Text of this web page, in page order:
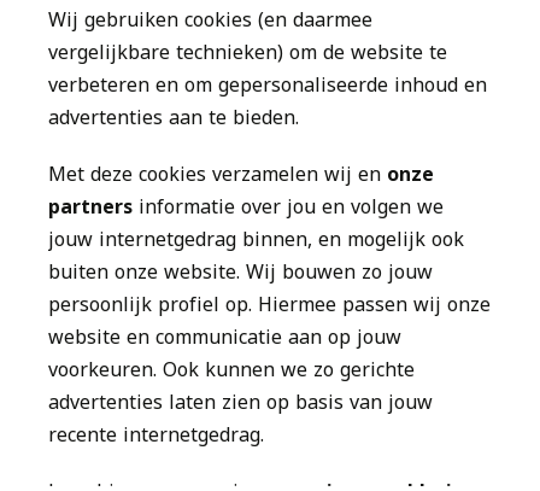
Wij gebruiken cookies (en daarmee
vergelijkbare technieken) om de website te
verbeteren en om gepersonaliseerde inhoud en
advertenties aan te bieden.
Met deze cookies verzamelen wij enonze
partnersinformatie over jou en volgen we
jouw internetgedrag binnen, en mogelijk ook
buiten onze website. Wij bouwen zo jouw
persoonlijk profiel op. Hiermee passen wij onze
website en communicatie aan op jouw
voorkeuren. Ook kunnen we zo gerichte
advertenties laten zien op basis van jouw
recente internetgedrag.
Publicaties
Folders
Jaarverslagen
Nieuws
Contact
Volg ons op